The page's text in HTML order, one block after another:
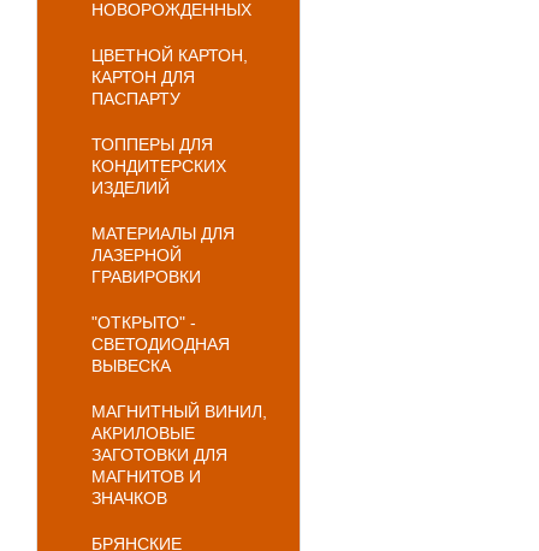
НОВОРОЖДЕННЫХ
ЦВЕТНОЙ КАРТОН,
КАРТОН ДЛЯ
ПАСПАРТУ
ТОППЕРЫ ДЛЯ
КОНДИТЕРСКИХ
ИЗДЕЛИЙ
МАТЕРИАЛЫ ДЛЯ
ЛАЗЕРНОЙ
ГРАВИРОВКИ
"ОТКРЫТО" -
СВЕТОДИОДНАЯ
ВЫВЕСКА
МАГНИТНЫЙ ВИНИЛ,
АКРИЛОВЫЕ
ЗАГОТОВКИ ДЛЯ
МАГНИТОВ И
ЗНАЧКОВ
БРЯНСКИЕ